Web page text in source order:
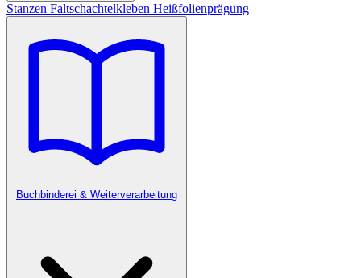
Stanzen Faltschachtelkleben Heißfolienprägung
Buchbinderei & Weiterverarbeitung